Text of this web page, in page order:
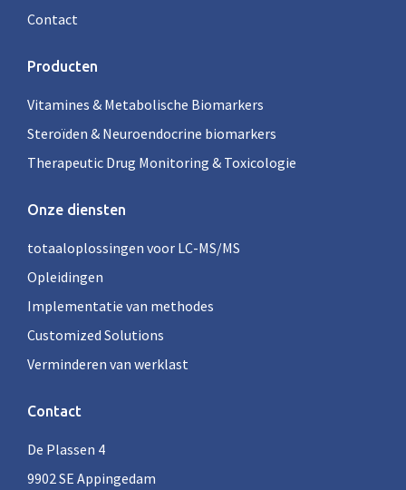
Contact
Producten
Vitamines & Metabolische Biomarkers
Steroïden & Neuroendocrine biomarkers
Therapeutic Drug Monitoring & Toxicologie
Onze diensten
totaaloplossingen voor LC-MS/MS
Opleidingen
Implementatie van methodes
Customized Solutions
Verminderen van werklast
Contact
De Plassen 4
9902 SE Appingedam